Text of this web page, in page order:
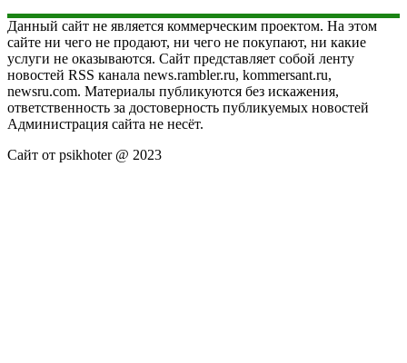
Данный сайт не является коммерческим проектом. На этом
сайте ни чего не продают, ни чего не покупают, ни какие
услуги не оказываются. Сайт представляет собой ленту
новостей RSS канала news.rambler.ru, kommersant.ru,
newsru.com. Материалы публикуются без искажения,
ответственность за достоверность публикуемых новостей
Администрация сайта не несёт.
Сайт от psikhoter @ 2023